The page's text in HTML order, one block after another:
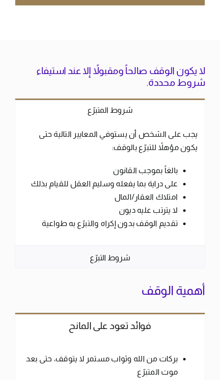
لا يكون الوقف صالحاً ومقبولاً إلا عند استيفاء
شروط محددة.
شروط المتبرّع
يجب على الشخص أن يستوفي المعايير التالية حتى
يكون مؤهلاً للتبرّع بالوقف:
بالغاً بموجب القانون
على دراية بما يفعله وسليم العقل للقيام بذلك
امتلاك العقار/المال
لا يترتب عليه ديون
تقديم الوقف بدون إكراه والتبرّع به طواعية
شروط التبرّع
أهمية الوقف
فوائد تعود على المانح
بركات من الله وثواب مستمر لا يتوقف، حتى بعد
موت المتبرّع